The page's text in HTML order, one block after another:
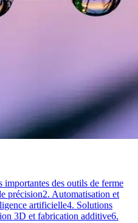
importantes des outils de ferme
précision2. Automatisation et
artificielle4. Solutions
3D et fabrication additive6.